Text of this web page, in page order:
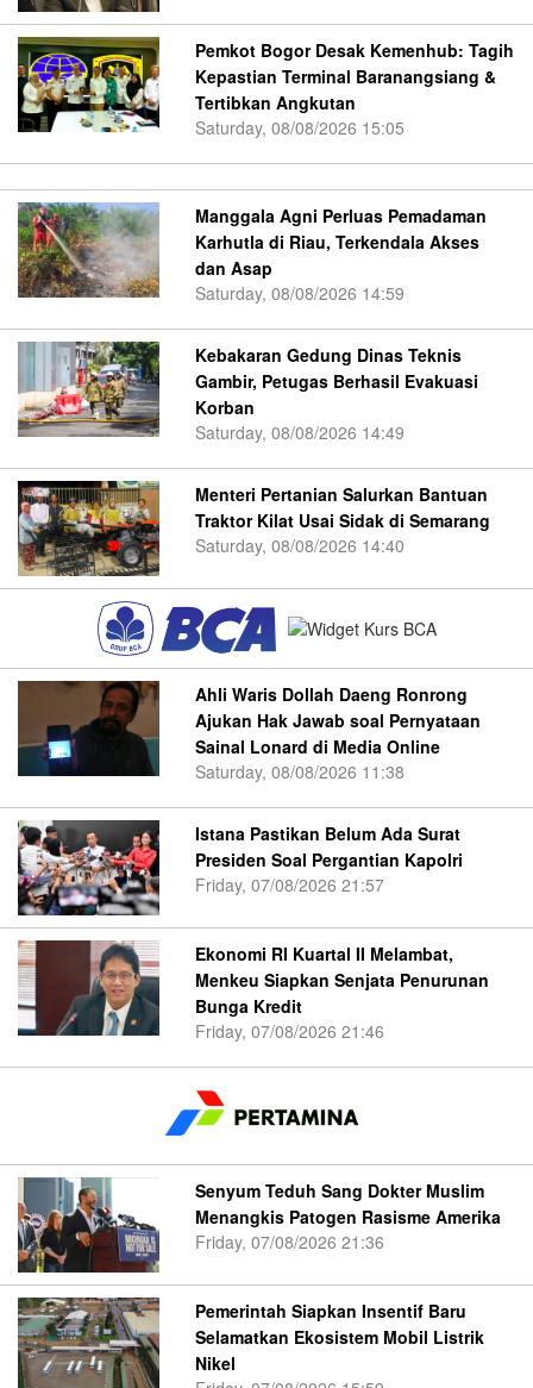
Pemkot Bogor Desak Kemenhub: Tagih
Kepastian Terminal Baranangsiang &
Tertibkan Angkutan
Saturday, 08/08/2026 15:05
Manggala Agni Perluas Pemadaman
Karhutla di Riau, Terkendala Akses
dan Asap
Saturday, 08/08/2026 14:59
Kebakaran Gedung Dinas Teknis
Gambir, Petugas Berhasil Evakuasi
Korban
Saturday, 08/08/2026 14:49
Menteri Pertanian Salurkan Bantuan
Traktor Kilat Usai Sidak di Semarang
Saturday, 08/08/2026 14:40
Ahli Waris Dollah Daeng Ronrong
Ajukan Hak Jawab soal Pernyataan
Sainal Lonard di Media Online
Saturday, 08/08/2026 11:38
Istana Pastikan Belum Ada Surat
Presiden Soal Pergantian Kapolri
Friday, 07/08/2026 21:57
Ekonomi RI Kuartal II Melambat,
Menkeu Siapkan Senjata Penurunan
Bunga Kredit
Friday, 07/08/2026 21:46
Senyum Teduh Sang Dokter Muslim
Menangkis Patogen Rasisme Amerika
Friday, 07/08/2026 21:36
Pemerintah Siapkan Insentif Baru
Selamatkan Ekosistem Mobil Listrik
Nikel